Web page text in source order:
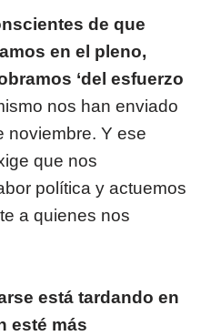
de que
en el pleno,
‘del esfuerzo
nos han enviado
noviembre. Y ese
que nos
política y actuemos
a quienes nos
está tardando en
esté más